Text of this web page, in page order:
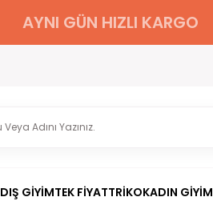
AYNI GÜN HIZLI KARGO
DIŞ GİYİMTEK FİYATTRİKOKADIN GİYİM